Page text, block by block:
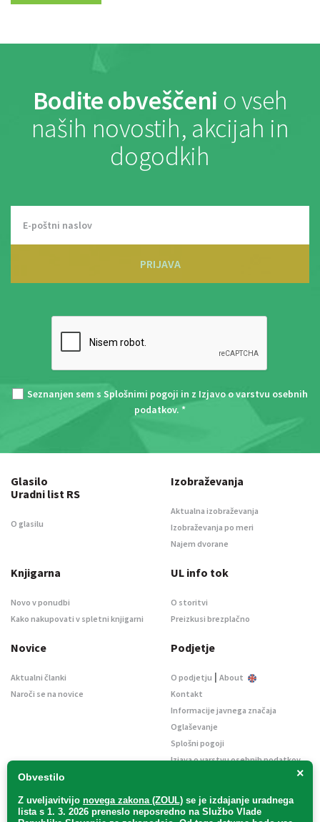
Bodite obveščeni o vseh
naših novostih, akcijah in
dogodkih
PRIJAVA
Seznanjen sem s Splošnimi pogoji in z Izjavo o varstvu osebnih
podatkov. *
×
Obvestilo
Z uveljavitvijo novega zakona (ZOUL) se je izdajanje uradnega
lista s 1. 3. 2026 preneslo neposredno na Službo Vlade
Glasilo
Uradni list RS
O glasilu
Izobraževanja
Aktualna izobraževanja
Izobraževanja po meri
Najem dvorane
Knjigarna
Novo v ponudbi
Kako nakupovati v spletni knjigarni
UL info tok
O storitvi
Preizkusi brezplačno
Novice
Aktualni članki
Naroči se na novice
Podjetje
O podjetju | About
Kontakt
Informacije javnega značaja
Oglaševanje
Splošni pogoji
Izjava o varstvu osebnih podatkov